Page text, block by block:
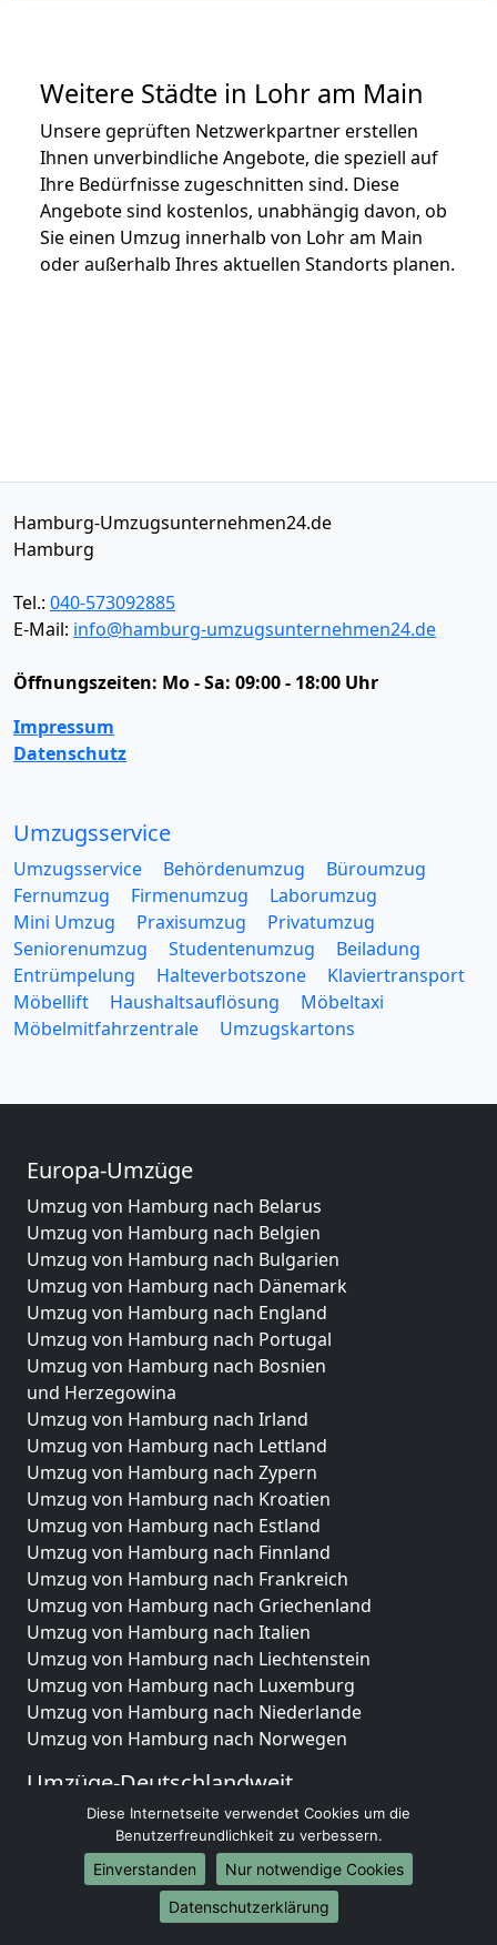
Weitere Städte in Lohr am Main
Unsere geprüften Netzwerkpartner erstellen
Ihnen unverbindliche Angebote, die speziell auf
Ihre Bedürfnisse zugeschnitten sind. Diese
Angebote sind kostenlos, unabhängig davon, ob
Sie einen Umzug innerhalb von Lohr am Main
oder außerhalb Ihres aktuellen Standorts planen.
Hamburg-Umzugsunternehmen24.de
Hamburg
Tel.: 040-573092885
E-Mail: info@hamburg-umzugsunternehmen24.de
Öffnungszeiten: Mo - Sa: 09:00 - 18:00 Uhr
Impressum
Datenschutz
Umzugsservice
Umzugsservice Behördenumzug
Büroumzug
Fernumzug
Firmenumzug
Laborumzug
Mini Umzug
Praxisumzug
Privatumzug
Seniorenumzug
Studentenumzug
Beiladung
Entrümpelung
Halteverbotszone
Klaviertransport
Möbellift
Haushaltsauflösung
Möbeltaxi
Möbelmitfahrzentrale
Umzugskartons
Europa-Umzüge
Umzug von Hamburg nach Belarus
Umzug von Hamburg nach Belgien
Umzug von Hamburg nach Bulgarien
Umzug von Hamburg nach Dänemark
Umzug von Hamburg nach England
Umzug von Hamburg nach Portugal
Umzug von Hamburg nach Bosnien
und Herzegowina
Umzug von Hamburg nach Irland
Umzug von Hamburg nach Lettland
Umzug von Hamburg nach Zypern
Umzug von Hamburg nach Kroatien
Umzug von Hamburg nach Estland
Umzug von Hamburg nach Finnland
Umzug von Hamburg nach Frankreich
Umzug von Hamburg nach Griechenland
Umzug von Hamburg nach Italien
Umzug von Hamburg nach Liechtenstein
Umzug von Hamburg nach Luxemburg
Umzug von Hamburg nach Niederlande
Umzug von Hamburg nach Norwegen
Umzüge-Deutschlandweit
Umzug von Hamburg nach Berlin
Umzug von Hamburg nach Hamburg
Umzug von Hamburg nach München
Umzug von Hamburg nach Köln
Umzug von Hamburg nach Frankfurt am Main
Diese Internetseite verwendet Cookies um die
Benutzerfreundlichkeit zu verbessern.
Einverstanden
Nur notwendige Cookies
Datenschutzerklärung